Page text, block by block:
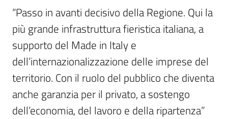
“Passo in avanti decisivo della Regione. Qui la
più grande infrastruttura fieristica italiana, a
supporto del Made in Italy e
dell’internazionalizzazione delle imprese del
territorio. Con il ruolo del pubblico che diventa
anche garanzia per il privato, a sostengo
dell’economia, del lavoro e della ripartenza”